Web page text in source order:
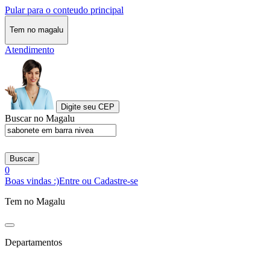
Pular para o conteudo principal
Tem no magalu
Atendimento
Digite seu CEP
Buscar no Magalu
Buscar
0
Boas vindas :)Entre ou Cadastre-se
Tem no Magalu
Departamentos